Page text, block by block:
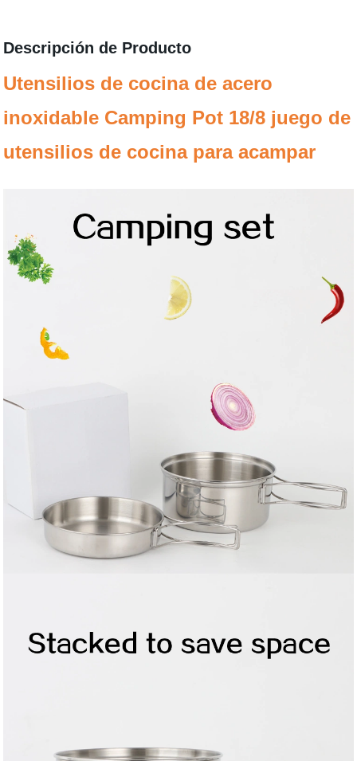
Descripción de Producto
Utensilios de cocina de acero
inoxidable Camping Pot 18/8 juego de
utensilios de cocina para acampar